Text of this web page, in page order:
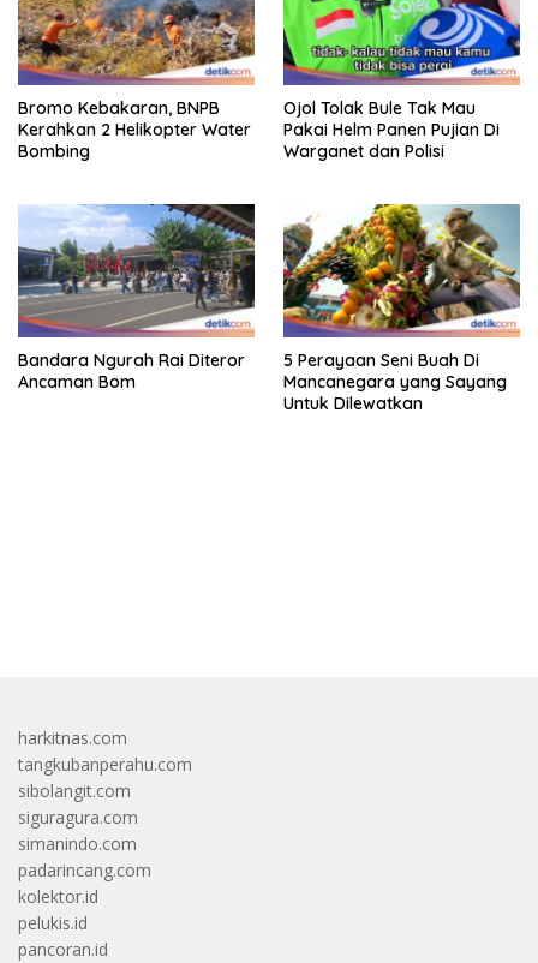
Bromo Kebakaran, BNPB
Kerahkan 2 Helikopter Water
Bombing
Ojol Tolak Bule Tak Mau
Pakai Helm Panen Pujian Di
Warganet dan Polisi
Bandara Ngurah Rai Diteror
Ancaman Bom
5 Perayaan Seni Buah Di
Mancanegara yang Sayang
Untuk Dilewatkan
harkitnas.com
tangkubanperahu.com
sibolangit.com
siguragura.com
simanindo.com
padarincang.com
kolektor.id
pelukis.id
pancoran.id